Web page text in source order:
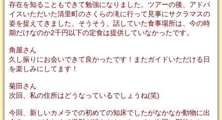
存在を知ることもできて勉強になりました。ツアーの後、アドバ
イスいただいた清里町のさくらの滝に行って見事にサクラマスの
姿を捉えてきました。そうそう、話していた食事場所は、今の時
期だけなのか2千円以下の定食は提供していなかったです。
角屋さん
久し振りにお会いできて良かったです！またガイドいただける日
を楽しみにしてます！
菊田さん
次回、私の住所はどうなっているでしょうね(笑)
今回、新しいカメラでの初めての知床でしたがなかなか動物に出